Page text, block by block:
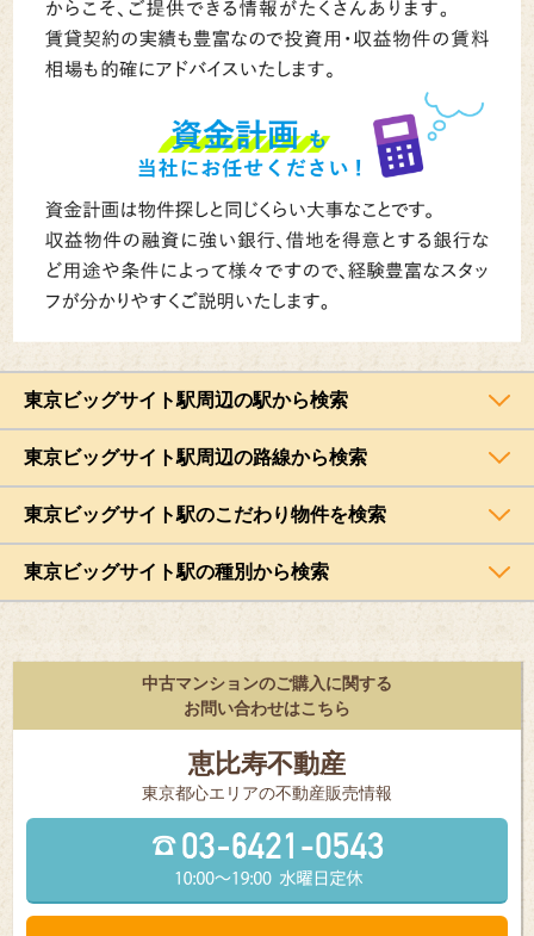
東京ビッグサイト駅周辺の駅から検索
東京ビッグサイト駅周辺の路線から検索
東京ビッグサイト駅のこだわり物件を検索
東京ビッグサイト駅の種別から検索
中古マンションのご購入に関する
お問い合わせはこちら
恵比寿不動産
東京都⼼エリアの不動産販売情報